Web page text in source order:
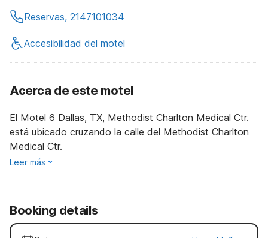
Reservas, 2147101034
Accesibilidad del motel
Acerca de este motel
El Motel 6 Dallas, TX, Methodist Charlton Medical Ctr.
está ubicado cruzando la calle del Methodist Charlton
Medical Ctr.
Leer más
Booking details